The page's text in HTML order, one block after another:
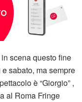
scena questo fine
sabato, ma sempre
è “Giorgio” ,
al Roma Fringe